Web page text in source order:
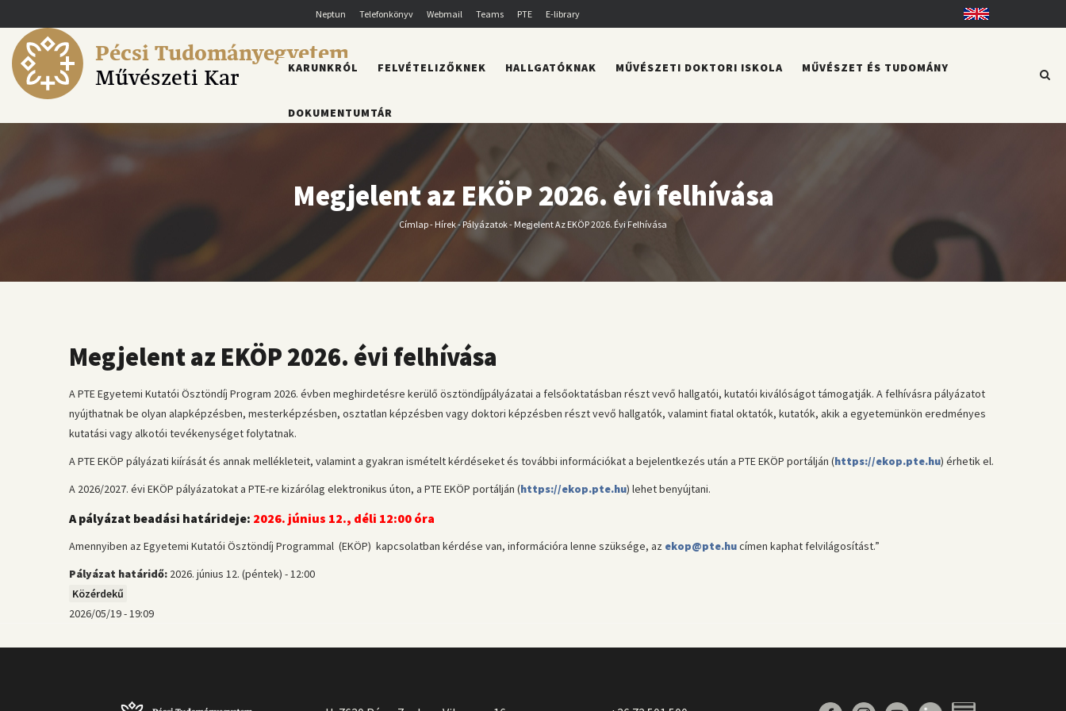
a
tartalomra
Neptun Telefonkönyv Webmail Teams PTE E-library English
Pécsi Tudományegyetem
Művészeti Kar
FŐMENÜ
KARUNKRÓL FELVÉTELIZŐKNEK HALLGATÓKNAK MŰVÉSZETI DOKTORI ISKOLA MŰVÉSZET ÉS TUDOMÁNY
DOKUMENTUMTÁR
Megjelent az EKÖP 2026. évi felhívása
Morzsa
Címlap- Hírek-Pályázatok- Megjelent Az EKÖP 2026. Évi Felhívása
Megjelent az EKÖP 2026. évi felhívása
A PTE Egyetemi Kutatói Ösztöndíj Program 2026. évben meghirdetésre kerülő ösztöndíjpályázatai a felsőoktatásban részt vevő hallgatói, kutatói kiválóságot támogatják. A felhívásra pályázatot
nyújthatnak be olyan alapképzésben, mesterképzésben, osztatlan képzésben vagy doktori képzésben részt vevő hallgatók, valamint fiatal oktatók, kutatók, akik a egyetemünkön eredményes
kutatási vagy alkotói tevékenységet folytatnak.
A PTE EKÖP pályázati kiírását és annak mellékleteit, valamint a gyakran ismételt kérdéseket és további információkat a bejelentkezés után a PTE EKÖP portálján (https://ekop.pte.hu) érhetik el.
A 2026/2027. évi EKÖP pályázatokat a PTE-re kizárólag elektronikus úton, a PTE EKÖP portálján (https://ekop.pte.hu) lehet benyújtani.
A pályázat beadási határideje: 2026. június 12., déli 12:00 óra
Amennyiben az Egyetemi Kutatói Ösztöndíj Programmal (EKÖP) kapcsolatban kérdése van, információra lenne szüksége, az ekop@pte.hucímen kaphat felvilágosítást.”
Pályázat határidő: 2026. június 12. (péntek) - 12:00
Közérdekű
2026/05/19 - 19:09